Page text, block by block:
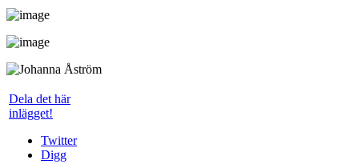
Dela det här
inlägget!
Twitter
Digg